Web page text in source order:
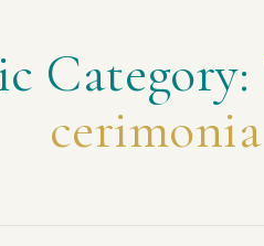
Category:
cerimonia